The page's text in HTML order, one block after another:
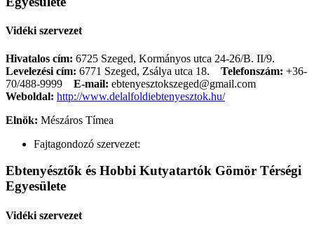
Vidéki szervezet
Hivatalos cím: 6725 Szeged, Kormányos utca 24-26/B. II/9.
Levelezési cím: 6771 Szeged, Zsálya utca 18. Telefonszám: +36-
70/488-9999
E-mail: ebtenyesztokszeged@gmail.com
Weboldal: http://www.delalfoldiebtenyesztok.hu/
Elnök: Mészáros Tímea
Fajtagondozó szervezet:
Ebtenyésztők és Hobbi Kutyatartók Gömör Térségi
Egyesülete
Vidéki szervezet